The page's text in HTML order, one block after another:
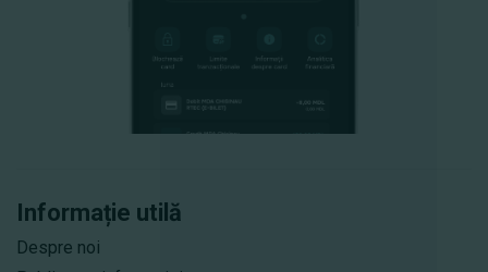
Informație utilă
Despre noi